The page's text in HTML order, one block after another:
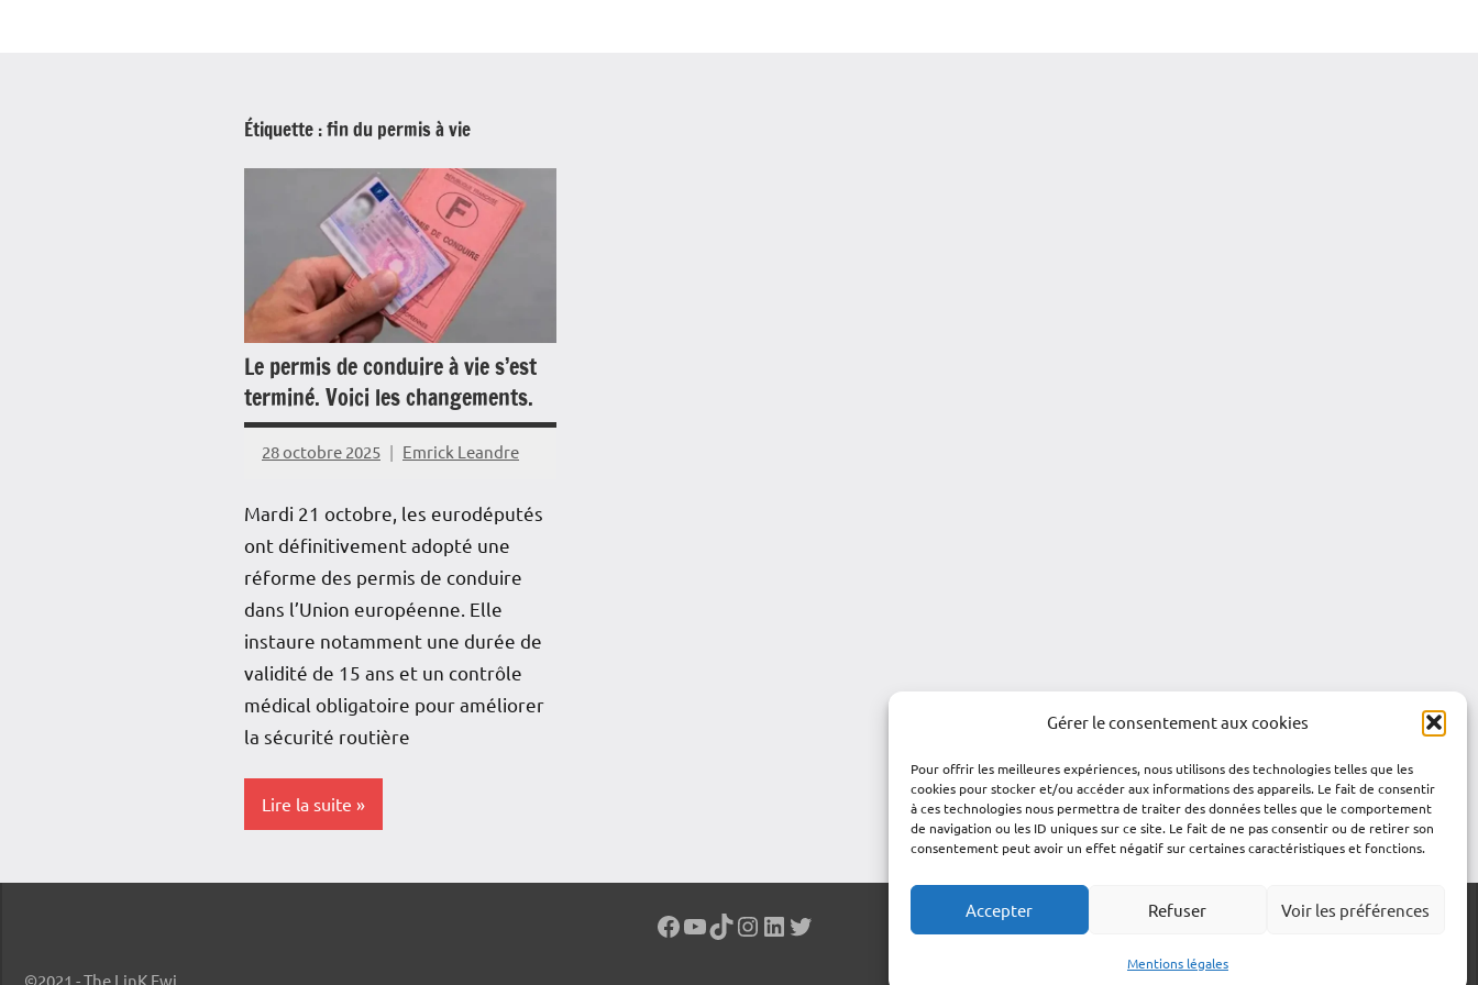
Gérer le consentement aux cookies
Pour offrir les meilleures expériences, nous utilisons des technologies telles que les
cookies pour stocker et/ou accéder aux informations des appareils. Le fait de consentir
à ces technologies nous permettra de traiter des données telles que le comportement
de navigation ou les ID uniques sur ce site. Le fait de ne pas consentir ou de retirer son
consentement peut avoir un effet négatif sur certaines caractéristiques et fonctions.
Accepter Refuser Voir les préférences
Mentions légales
Étiquette :fin du permis à vie
Le permis de conduire à vie s’est
terminé. Voici les changements.
28 octobre 2025 Emrick Leandre
Mardi 21 octobre, les eurodéputés
ont définitivement adopté une
réforme des permis de conduire
dans l’Union européenne. Elle
instaure notamment une durée de
validité de 15 ans et un contrôle
médical obligatoire pour améliorer
la sécurité routière
Lire la suite
Facebook
YouTube
TikTok
Instagram
LinkedIn
Twitter
©2021 - The LinK Fwi